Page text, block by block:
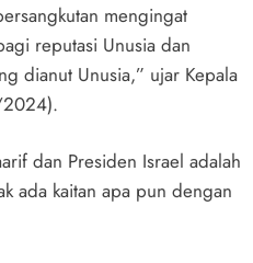
mengingat
reputasi Unusia dan
dianut Unusia,” ujar Kepala
2024).
dan Presiden Israel adalah
ada kaitan apa pun dengan